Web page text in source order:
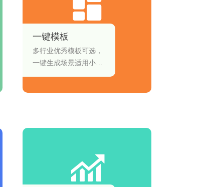
一键模板
多行业优秀模板可选，
一键生成场景适用小程
序页面。